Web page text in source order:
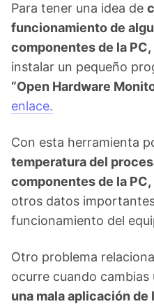
Para tener una idea de
funcionamiento de
componentes de la PC,
instalar un pequeño
“Open Hardware
enlace.
Con esta herramienta
temperatura del
componentes de la PC,
otros datos
funcionamiento del
Otro problema
ocurre cuando cambias
una mala aplicación